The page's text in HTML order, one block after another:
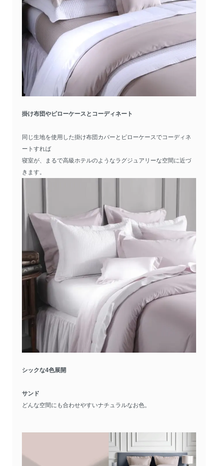
掛け布団やピローケースとコーディネート
同じ生地を使用した掛け布団カバーとピローケースでコーディネ
ートすれば
寝室が、まるで高級ホテルのようなラグジュアリーな空間に近づ
きます。
シックな4色展開
サンド
どんな空間にも合わせやすいナチュラルなお色。